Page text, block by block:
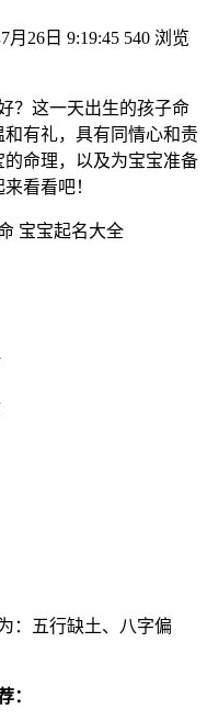
月26日 9:19:45 540 浏览
？这一天出生的孩子命
有礼，具有同情心和责
命理，以及为宝宝准备
看看吧！
：五行缺土、八字偏
：